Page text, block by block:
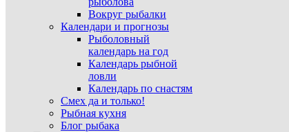
Вокруг рыбалки
Календари и прогнозы
Рыболовный
календарь на год
Календарь рыбной
ловли
Календарь по снастям
Смех да и только!
Рыбная кухня
Блог рыбака